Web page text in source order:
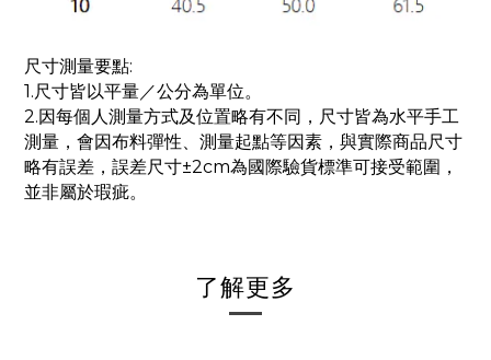
尺寸測量要點:
1.尺寸皆以平量／公分為單位。
2.因每個人測量方式及位置略有不同，尺寸皆為水平手工
測量，會因布料彈性、測量起點等因素，與實際商品尺寸
略有誤差，誤差尺寸±2cm為國際驗貨標準可接受範圍，
並非屬於瑕疵。
了解更多